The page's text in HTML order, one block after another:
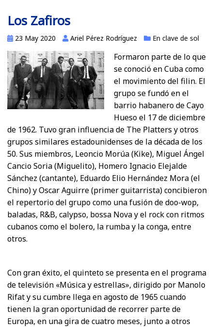
Los Zafiros
23 May 2020 Ariel Pérez Rodríguez En clave de sol
Formaron parte de lo que
se conoció en Cuba como
el movimiento del filin. El
grupo se fundó en el
barrio habanero de Cayo
Hueso el 17 de diciembre
de 1962. Tuvo gran influencia de The Platters y otros
grupos similares estadounidenses de la década de los
50. Sus miembros, Leoncio Morúa (Kike), Miguel Ángel
Cancio Soria (Miguelito), Homero Ignacio Elejalde
Sánchez (cantante), Eduardo Elio Hernández Mora (el
Chino) y Oscar Aguirre (primer guitarrista) concibieron
el repertorio del grupo como una fusión de doo-wop,
baladas, R&B, calypso, bossa Nova y el rock con ritmos
cubanos como el bolero, la rumba y la conga, entre
otros.
Con gran éxito, el quinteto se presenta en el programa
de televisión «Música y estrellas», dirigido por Manolo
Rifat y su cumbre llega en agosto de 1965 cuando
tienen la gran oportunidad de recorrer parte de
Europa, en una gira de cuatro meses, junto a otros